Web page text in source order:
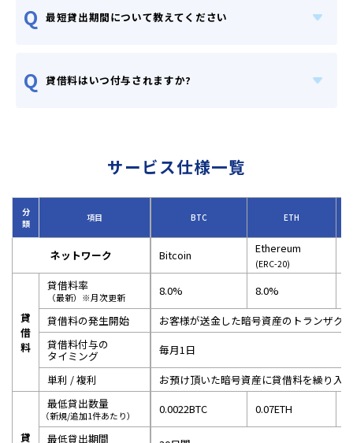
目次
運用ポートフォリオ
メッセージ
本レポートでは、投資環境の変化や金融市場・暗号資
産市場の概況を整理し、それを踏まえた当社の 運用方
針をご説明します。
また、独自のポートフォリオ戦略やリスク管理の取り
組みについても詳しく解説し、透明性のある 情報提供
を心がけています。さらに、ビットレンディングから
のメッセージとして、今後の展望や サービスの強化ポ
イントについてもお伝えします。
最新の運用状況や市場動向を把握し、より戦略的な資
産運用の一助としてぜひご活用ください。
Q 最短貸出期間について教えてください
Q 貸借料はいつ付与されますか?
サービス仕様一覧
分
類
項目
ネットワーク
貸
借
料
貸借料率
（最新）※月次更新
貸借料の発生開始
貸借料付与の
タイミング
単利 / 複利
貸
最低貸出数量
（新規/追加1件あたり）
最低貸出期間
BTC ETH
Bitcoin Ethereum
(ERC-20)
8.0% 8.0%
お客様が送金した暗号資産のトランザク
毎月1日
お預け頂いた暗号資産に貸借料を繰り入
0.0022BTC
0.07ETH